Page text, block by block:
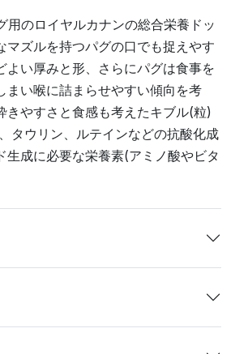
用のロイヤルカナンの総合栄養ドッ
マズルを持つパグの口でも捉えやす
よい厚みと形、さらにパグは食事を
まい喉に詰まらせやすい傾向を考
きやすさと食感も考えたキブル(粒)
タウリン、ルテインなどの抗酸化成
生成に必要な栄養素(アミノ酸やビタ